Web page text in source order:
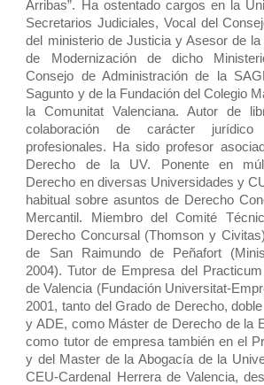
Arribas”. Ha ostentado cargos en la
Secretarios Judiciales, Vocal del
del ministerio de Justicia y Asesor de la
de Modernización de dicho
Consejo de Administración de la
Sagunto y de la Fundación del Colegio
la Comunitat Valenciana. Autor de
colaboración de carácter
profesionales. Ha sido profesor
Derecho de la UV. Ponente en
Derecho en diversas Universidades y
habitual sobre asuntos de Derecho
Mercantil. Miembro del Comité
Derecho Concursal (Thomson y
de San Raimundo de Peñafort
2004). Tutor de Empresa del
de Valencia (Fundación Universitat-
2001, tanto del Grado de Derecho,
y ADE, como Máster de Derecho de la
como tutor de empresa también en el
y del Master de la Abogacía de la
CEU-Cardenal Herrera de Valencia,